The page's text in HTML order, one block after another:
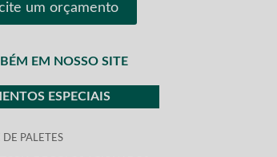
um orçamento
EM NOSSO SITE
ESPECIAIS
PALETES